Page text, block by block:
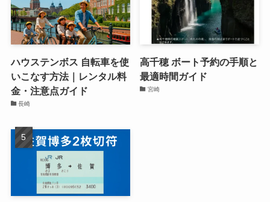
ハウステンボス 自転車を使
いこなす方法｜レンタル料
金・注意点ガイド
長崎
高千穂 ボート予約の手順と
最適時間ガイド
宮崎